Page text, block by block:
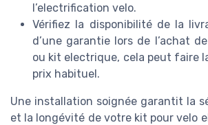
l’electrification velo.
Vérifiez la disponibilité de la
d’une garantie lors de l’achat
ou kit electrique, cela peut faire
prix habituel.
Une installation soignée garantit la
et la longévité de votre kit pour velo